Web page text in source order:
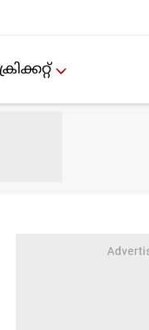
ക്രിക്കറ്റ്‌